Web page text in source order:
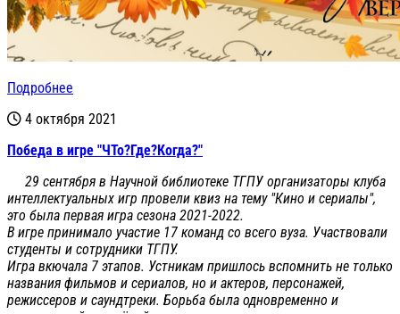
Подробнее
4 октября 2021
Победа в игре "ЧТо?Где?Когда?"
29 сентября в Научной библиотеке ТГПУ организаторы клуба
интеллектуальных игр провели квиз на тему "Кино и сериалы",
это была первая игра сезона 2021-2022.
В игре принимало участие 17 команд со всего вуза. Участвовали
студенты и сотрудники ТГПУ.
Игра вкючала 7 этапов. Устникам пришлось вспомнить не только
названия фильмов и сериалов, но и актеров, персонажей,
режиссеров и саундтреки. Борьба была одновременно и